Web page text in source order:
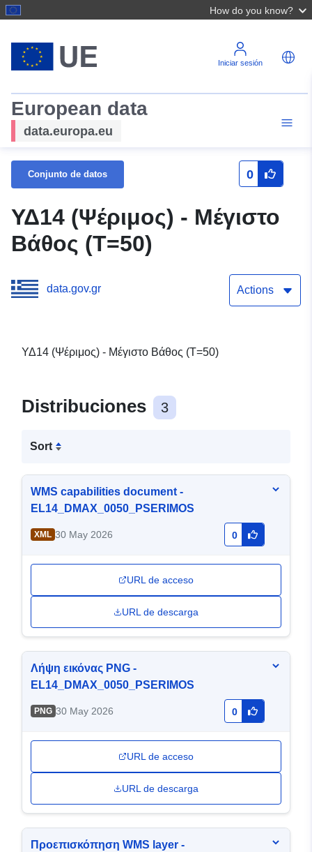
How do you know?
Iniciar sesión
European data
data.europa.eu
Conjunto de datos 0
ΥΔ14 (Ψέριμος) - Μέγιστο
Βάθος (T=50)
data.gov.gr Actions
ΥΔ14 (Ψέριμος) - Μέγιστο Βάθος (T=50)
Distribuciones 3
Sort
WMS capabilities document -
EL14_DMAX_0050_PSERIMOS
XML 30 May 2026 0
URL de acceso
URL de descarga
Λήψη εικόνας PNG -
EL14_DMAX_0050_PSERIMOS
PNG 30 May 2026 0
URL de acceso
URL de descarga
Προεπισκόπηση WMS layer -